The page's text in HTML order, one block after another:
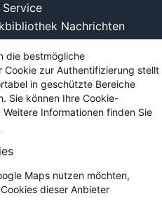
Service
Nachrichten
die bestmögliche
zur Authentifizierung stellt
in geschützte Bereiche
Sie können Ihre Cookie-
Informationen finden Sie
Maps nutzen möchten,
dieser Anbieter